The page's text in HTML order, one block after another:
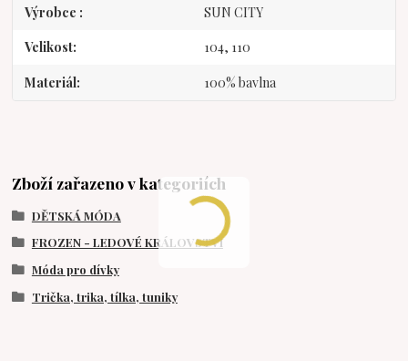
Výrobce SUN CITY
Velikost 104, 110
Materiál 100% bavlna
Zboží zařazeno v kategoriích
DĚTSKÁ MÓDA
FROZEN - LEDOVÉ KRÁLOVSTVÍ
Móda pro dívky
Trička, trika, tílka, tuniky